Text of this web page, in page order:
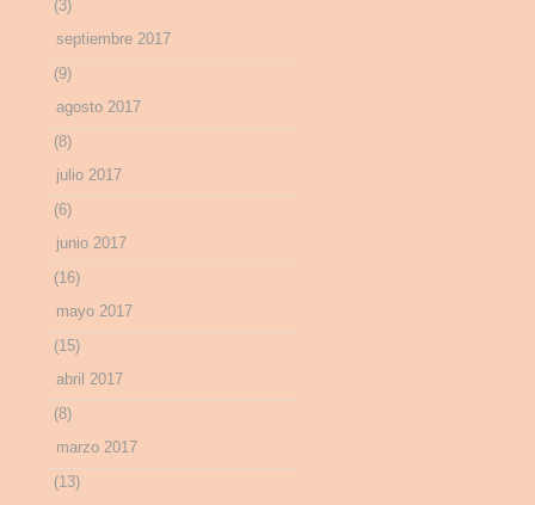
(3)
septiembre 2017
(9)
agosto 2017
(8)
julio 2017
(6)
junio 2017
(16)
mayo 2017
(15)
abril 2017
(8)
marzo 2017
(13)